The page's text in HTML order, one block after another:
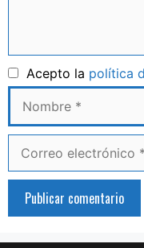
Acepto la política